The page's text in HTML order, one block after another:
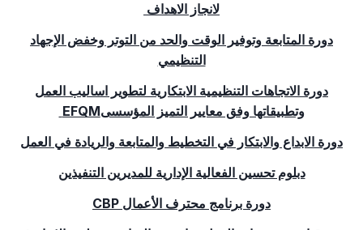
لانجاز الاهداف
دورة المتابعة وتوفير الوقت والحد من التوتر وخفض الإجهاد
التنظيمي
دورة الاتجاهات التنظيمية الابتكارية لتطوير اساليب العمل
وتطبيقاتها وفق معايير التميز المؤسسىEFQM
دورة الابداع والابتكار في التخطيط والمتابعة والريادة في العمل
دبلوم تحسين الفعالية الإدارية للمديرين التنفيذين
دورة برنامج محترف الأعمال CBP